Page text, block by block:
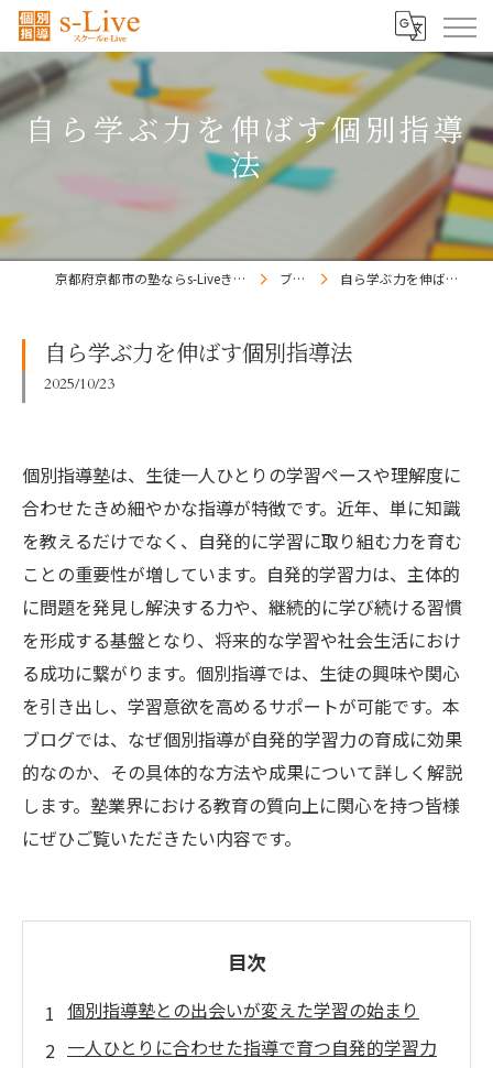
自ら学ぶ力を伸ばす個別指導
法
京都府京都市の塾ならs-Liveきょうと梅小路校 ブログ 自ら学ぶ力を伸ばす個別指導法
自ら学ぶ力を伸ばす個別指導法
2025/10/23
個別指導塾は、生徒一人ひとりの学習ペースや理解度に
合わせたきめ細やかな指導が特徴です。近年、単に知識
を教えるだけでなく、自発的に学習に取り組む力を育む
ことの重要性が増しています。自発的学習力は、主体的
に問題を発見し解決する力や、継続的に学び続ける習慣
を形成する基盤となり、将来的な学習や社会生活におけ
る成功に繋がります。個別指導では、生徒の興味や関心
を引き出し、学習意欲を高めるサポートが可能です。本
ブログでは、なぜ個別指導が自発的学習力の育成に効果
的なのか、その具体的な方法や成果について詳しく解説
します。塾業界における教育の質向上に関心を持つ皆様
にぜひご覧いただきたい内容です。
目次
個別指導塾との出会いが変えた学習の始まり
一人ひとりに合わせた指導で育つ自発的学習力